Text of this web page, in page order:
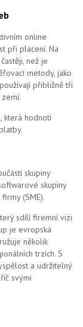
online
při placení. Na
než je
metody, jako
přibližně tři
která hodnotí
skupiny
skupiny
(SME).
sdílí firemní vizi
je evropská
několik
trzích. S
a udržitelný
svými